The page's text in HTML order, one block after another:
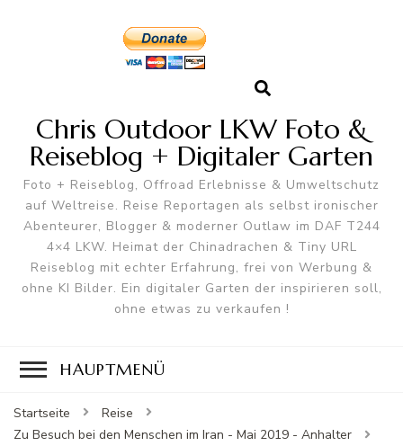
Chris Outdoor LKW Foto &
Reiseblog + Digitaler Garten
Foto + Reiseblog, Offroad Erlebnisse & Umweltschutz
auf Weltreise. Reise Reportagen als selbst ironischer
Abenteurer, Blogger & moderner Outlaw im DAF T244
4×4 LKW. Heimat der Chinadrachen & Tiny URL
Reiseblog mit echter Erfahrung, frei von Werbung &
ohne KI Bilder. Ein digitaler Garten der inspirieren soll,
ohne etwas zu verkaufen !
HAUPTMENÜ
Startseite
Reise
Zu Besuch bei den Menschen im Iran - Mai 2019 - Anhalter